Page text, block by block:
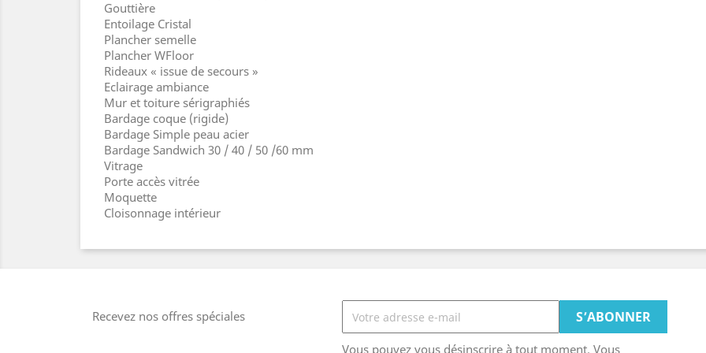
Gouttière
Entoilage Cristal
Plancher semelle
Plancher WFloor
Rideaux « issue de secours »
Eclairage ambiance
Mur et toiture sérigraphiés
Bardage coque (rigide)
Bardage Simple peau acier
Bardage Sandwich 30 / 40 / 50 /60 mm
Vitrage
Porte accès vitrée
Moquette
Cloisonnage intérieur
Recevez nos offres spéciales
Vous pouvez vous désinscrire à tout moment. Vous